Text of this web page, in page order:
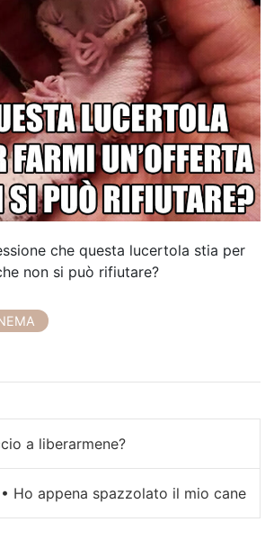
che questa lucertola stia per
non si può rifiutare?
a liberarmene?
Ho appena spazzolato il mio cane